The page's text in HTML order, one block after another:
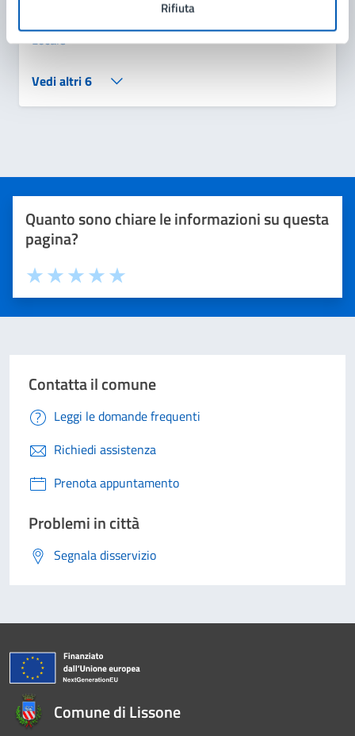
Rifiuta
Locale
Vedi altri 6
Quanto sono chiare le informazioni su questa
pagina?
Valuta 5 stelle su 5
Valuta 4 stelle su 5
Valuta 3 stelle su 5
Valuta 2 stelle su 5
Valuta 1 stelle su 5
Contatta il comune
Leggi le domande frequenti
Richiedi assistenza
Prenota appuntamento
Problemi in città
Segnala disservizio
Comune di Lissone